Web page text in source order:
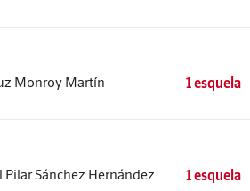
Monroy Martín 1 esquela
Pilar Sánchez Hernández 1 esquela